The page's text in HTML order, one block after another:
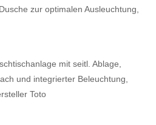
zur optimalen Ausleuchtung,
mit seitl. Ablage,
und integrierter Beleuchtung,
Toto